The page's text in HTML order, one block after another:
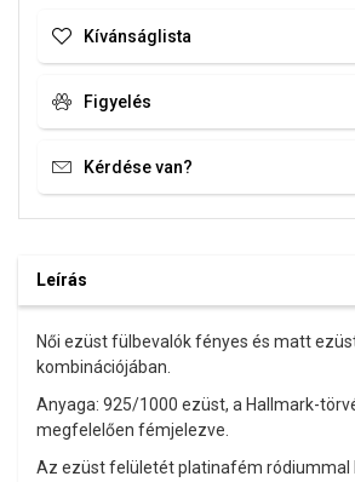
Kívánságlista
Figyelés
Kérdése van?
Leírás
Női ezüst fülbevalók fényes és matt
kombinációjában.
Anyaga: 925/1000 ezüst, a Hallmark-
megfelelően fémjelezve.
Az ezüst felületét platinafém ródiummal